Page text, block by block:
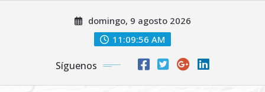
domingo, 9 agosto 2026
11:09:58 AM
Síguenos